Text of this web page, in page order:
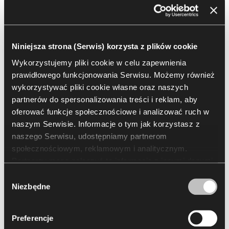
Niniejsza strona (Serwis) korzysta z plików cookie
Wykorzystujemy pliki cookie w celu zapewnienia
prawidłowego funkcjonowania Serwisu. Możemy również
wykorzystywać pliki cookie własne oraz naszych
partnerów do spersonalizowania treści i reklam, aby
oferować funkcje społecznościowe i analizować ruch w
naszym Serwisie. Informacje o tym jak korzystasz z
naszego Serwisu, udostępniamy partnerom
społecznościowym, reklamowym i analitycznym.
Partnerzy mogą połączyć te informacje z innymi danymi
korzystania z ich usług. Korzystanie z plików cookie
preferencji użytkownika wymaga Twojej zgody, którą
możesz wyrazić, klikając „Zezwól na wszystkie”. Jeżeli
zgody
Niezbędne
Preferencje
byliśmy, a także historii marki Kusch+Co, która od lat gości w
wspólnie z produktami Kusch+Co by Nowy Styl mogą być
inspiracją do tworzenia przyjaznych i efektywnych biur.
Corinna Graf
Marketing Manager w Nowym Stylu